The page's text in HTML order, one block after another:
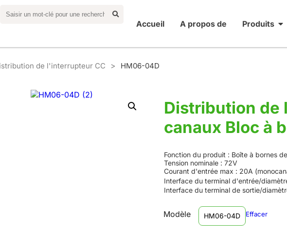
Accueil A propos de Produits
de l'interrupteur CC > HM06-04D
Distribution de
canaux Bloc à
Fonction du produit : Boîte à bornes
Tension nominale : 72V
Courant d'entrée max : 20A
Interface du terminal d'entrée/
Interface du terminal de sortie/
Modèle HM06-04D Effacer